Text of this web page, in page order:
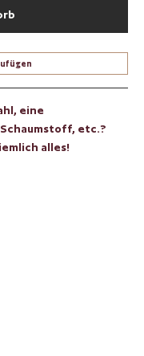
eine
etc.?
alles!